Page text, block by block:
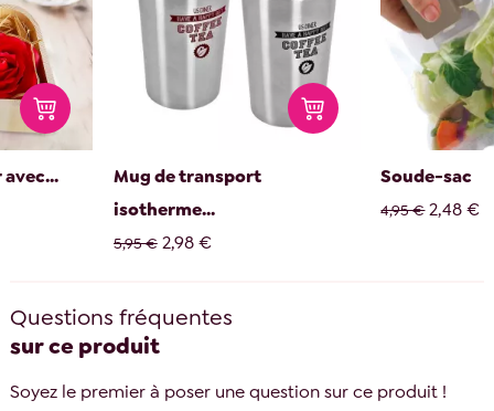
Mug de transport
isotherme...
5,95 € 2,98 €
Soude-sac
4,95 € 2,48 €
Questions fréquentes
sur ce produit
Soyez le premier à poser une question sur ce produit !